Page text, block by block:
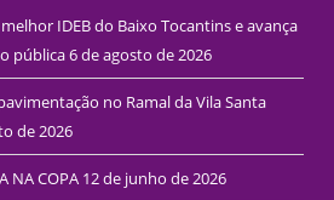
IDEB do Baixo Tocantins e avança
pública6 de agosto de 2026
no Ramal da Vila Santa
de 2026
NA COPA 12 de junho de 2026